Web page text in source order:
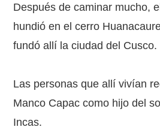
Después de caminar mucho,
hundió en el cerro
fundó allí la ciudad del Cusco.
Las personas que allí vivían
Manco Capac como hijo del
Incas.